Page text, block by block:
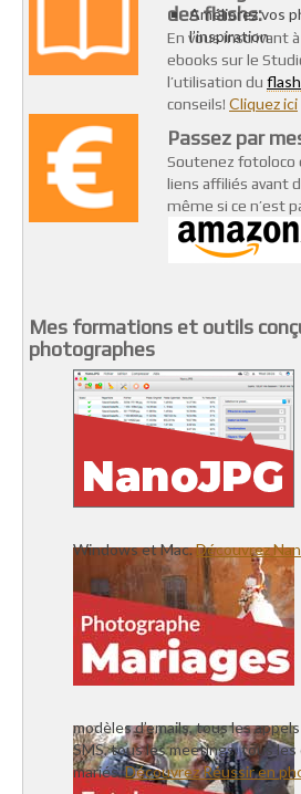
Améliorez vos
l’inspiration
des flashs:
En vous inscrivant
ebooks sur le
l’utilisation du flash
conseils! Cliquez ici
Passez par
Soutenez fotoloco
liens affiliés avant
même si ce n’est
Mes formations et outils
photographes
Windows et Mac.Découvrez
modèles d’emails, tous les
SMS, tous les meetings, tous
mariés.Découvrez Réussir en